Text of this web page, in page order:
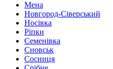
Мена
Новгород-Сіверський
Носівка
Ріпки
Семенівка
Сновськ
Сосниця